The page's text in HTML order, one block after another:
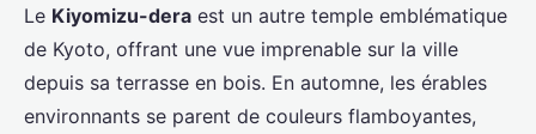
Le Kiyomizu-dera est un autre temple emblématique
de Kyoto, offrant une vue imprenable sur la ville
depuis sa terrasse en bois. En automne, les érables
environnants se parent de couleurs flamboyantes,